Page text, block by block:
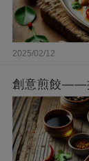
2025/02/12
創意煎餃——